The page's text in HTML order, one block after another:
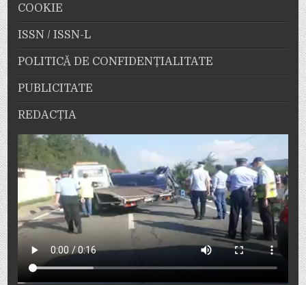
COOKIE
ISSN / ISSN-L
POLITICĂ DE CONFIDENȚIALITATE
PUBLICITATE
REDACȚIA